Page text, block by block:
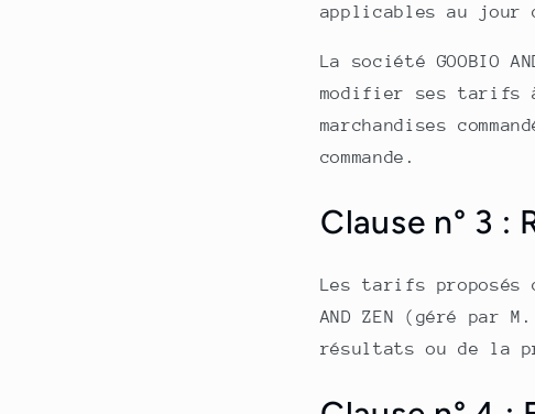
applicables au jour
La société GOOBIO
modifier ses tarifs
marchandises
commande.
Clause n° 3 :
Les tarifs proposés
AND ZEN (géré par
résultats ou de la